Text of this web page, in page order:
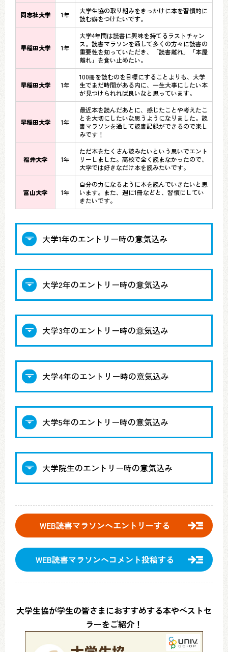
同志社大学 1年
大学生協の取り組みをきっかけに本を習慣的に
読む癖をつけたいです。
早稲田大学 1年
大学4年間は読書に興味を持てるラストチャン
ス。読書マラソンを通して多くの方々に読書の
重要性を知っていただき、「読書離れ」「本屋
離れ」を食い止めたい。
早稲田大学 1年
100冊を読むのを目標にすることよりも、大学
生でまだ時間がある内に、一生大事にしたい本
が見つけられれば良いなと思っています。
早稲田大学 1年
最近本を読んだあとに、感じたことや考えたこ
とを大切にしたいな思うようになりました。読
書マラソンを通して読書記録ができるので楽し
みです！
福井大学 1年
ただ本をたくさん読みたいという思いでエント
リーしました。高校で全く読まなかったので、
大学では好きなだけ本を読みたいです。
富山大学 1年
自分の力になるように本を読んでいきたいと思
います。また、週に1冊などと、習慣にしてい
きたいです。
大学1年のエントリー時の意気込み
大学2年のエントリー時の意気込み
大学3年のエントリー時の意気込み
大学4年のエントリー時の意気込み
大学5年のエントリー時の意気込み
大学院生のエントリー時の意気込み
WEB読書マラソンへエントリーする
WEB読書マラソンへコメント投稿する
大学生協が学生の皆さまにおすすめする本やベストセ
ラーをご紹介！